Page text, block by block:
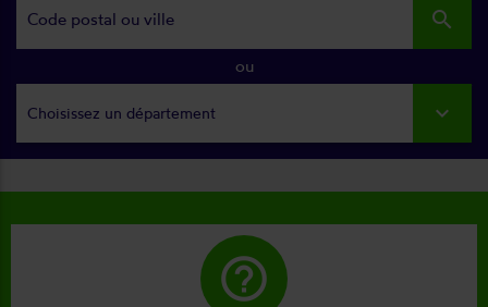
search
ou
Choisissez un département
help_outline